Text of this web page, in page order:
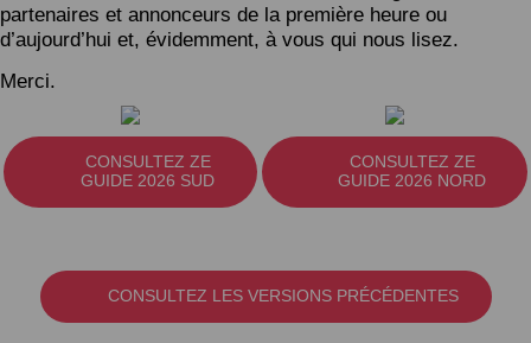
partenaires et annonceurs de la première heure ou
d’aujourd’hui et, évidemment, à vous qui nous lisez.
Merci.
CONSULTEZ ZE
GUIDE 2026 SUD
CONSULTEZ ZE
GUIDE 2026 NORD
CONSULTEZ LES VERSIONS PRÉCÉDENTES